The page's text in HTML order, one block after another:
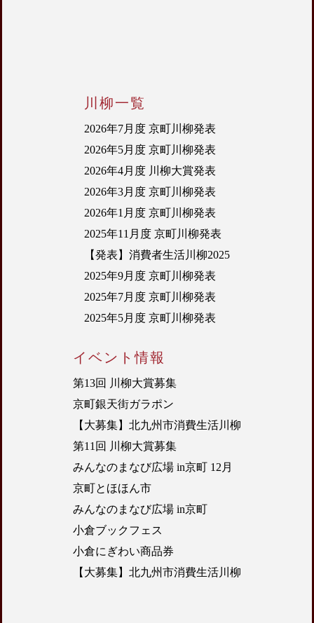
イベント情報
第13回 川柳大賞募集
京町銀天街ガラポン
【大募集】北九州市消費生活川柳
第11回 川柳大賞募集
みんなのまなび広場 in京町 12月
京町とほほん市
みんなのまなび広場 in京町
小倉ブックフェス
小倉にぎわい商品券
【大募集】北九州市消費生活川柳
川柳一覧
2026年7月度 京町川柳発表
2026年5月度 京町川柳発表
2026年4月度 川柳大賞発表
2026年3月度 京町川柳発表
2026年1月度 京町川柳発表
2025年11月度 京町川柳発表
【発表】消費者生活川柳2025
2025年9月度 京町川柳発表
2025年7月度 京町川柳発表
2025年5月度 京町川柳発表